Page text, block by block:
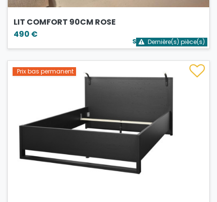
LIT COMFORT 90CM ROSE
490 €
Stock bientôt épuisé
Dernière(s) pièce(s)
Prix bas permanent